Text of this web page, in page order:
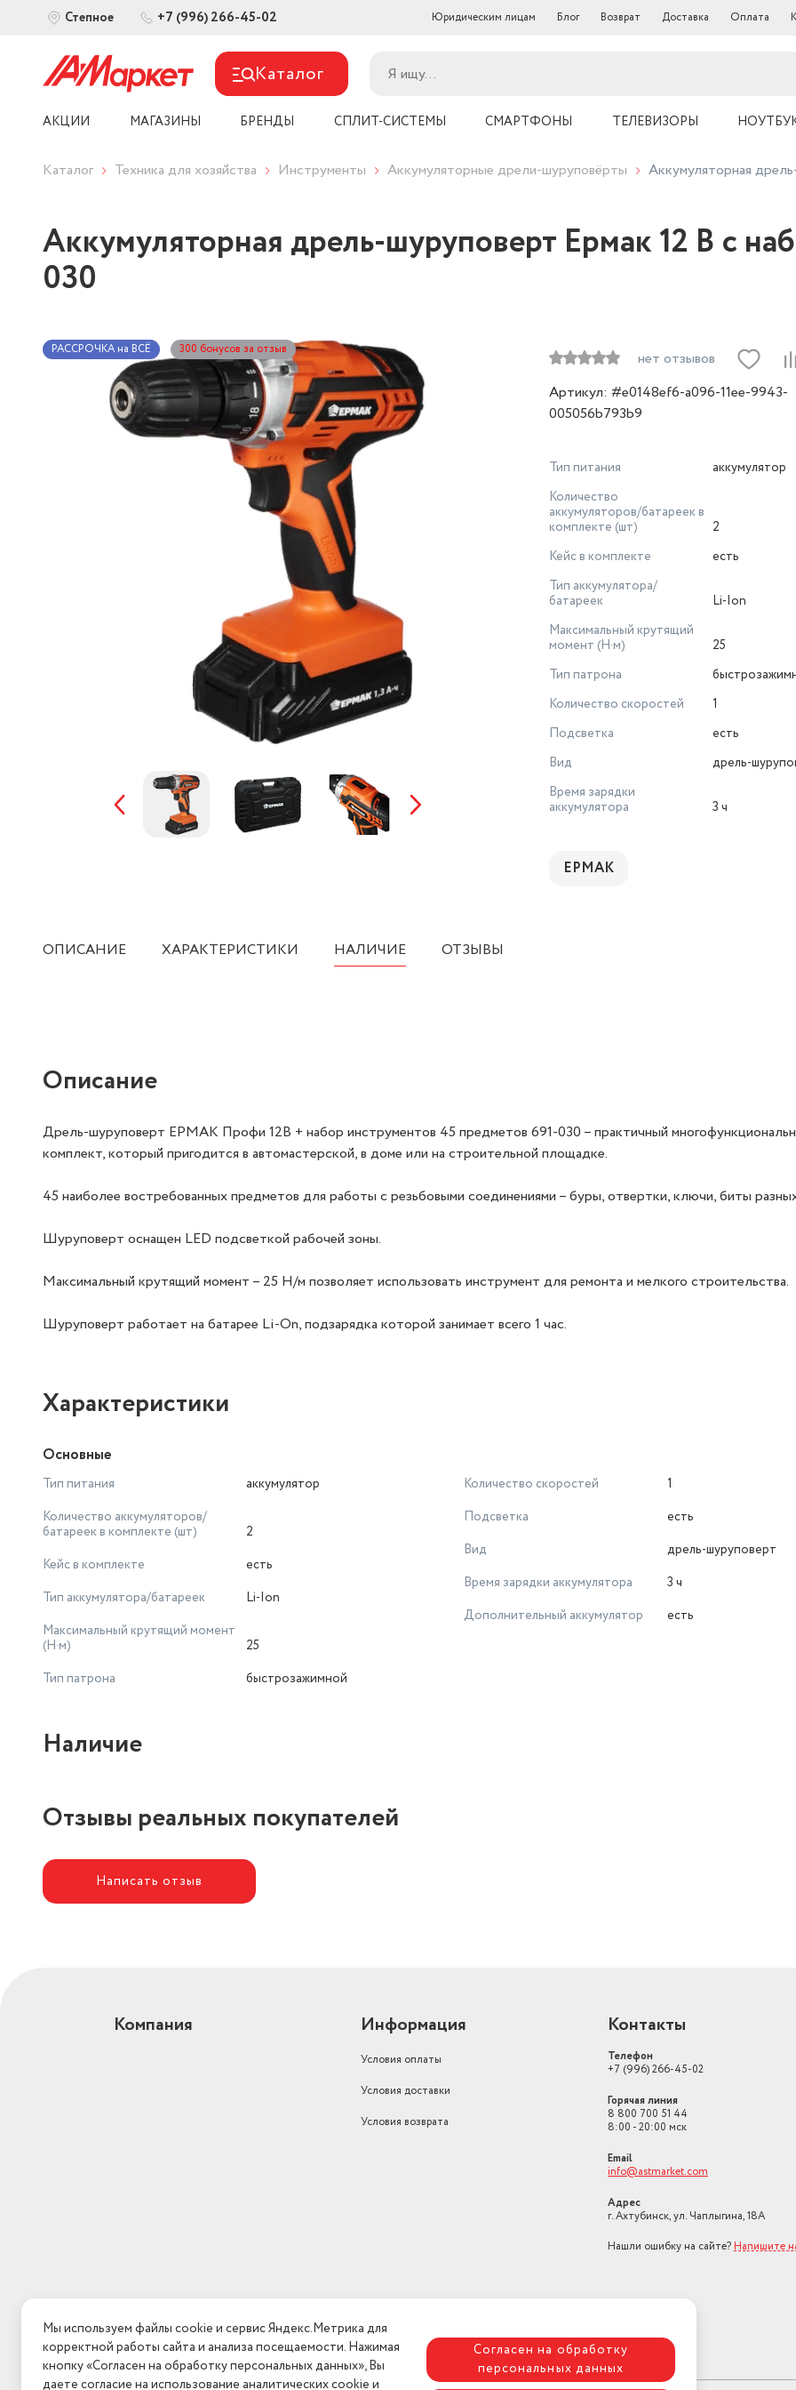
Степное +7 (996) 266-45-02 Юридическим лицам Блог Возврат Доставка Оплата
Каталог
АКЦИИ МАГАЗИНЫ БРЕНДЫ СПЛИТ-СИСТЕМЫ СМАРТФОНЫ ТЕЛЕВИЗОРЫ
Каталог Техника для хозяйства Инструменты Аккумуляторные дрели-шуруповёрты Аккумуляторная
Аккумуляторная дрель-шуруповерт Ермак 12 В с
030
РАССРОЧКА на ВСЁ 300 бонусов за отзыв
нет отзывов
Артикул: #e0148ef6-a096-11ee-9943-
005056b793b9
Тип питания
аккумулятор
Количество
аккумуляторов/батареек в
комплекте (шт)
2
Кейс в комплекте
есть
Тип аккумулятора/
батареек
Li-Ion
Максимальный крутящий
момент (Н·м)
25
Тип патрона
Количество скоростей
1
Подсветка
есть
Вид
дрель-
Время зарядки
аккумулятора
3 ч
ЕРМАК
ОПИСАНИЕ ХАРАКТЕРИСТИКИ НАЛИЧИЕ ОТЗЫВЫ
Описание
Дрель-шуруповерт ЕРМАК Профи 12В + набор инструментов 45 предметов 691-030 – практичный
комплект, который пригодится в автомастерской, в доме или на строительной площадке.
45 наиболее востребованных предметов для работы с резьбовыми соединениями – буры, отвертки, ключи, биты
Шуруповерт оснащен LED подсветкой рабочей зоны.
Максимальный крутящий момент – 25 Н/м позволяет использовать инструмент для ремонта и мелкого строительства.
Шуруповерт работает на батарее Li-On, подзарядка которой занимает всего 1 час.
Характеристики
Основные
Тип питания
аккумулятор
Количество аккумуляторов/
батареек в комплекте (шт)
2
Кейс в комплекте
есть
Тип аккумулятора/батареек
Li-Ion
Максимальный крутящий момент
(Н·м)
25
Тип патрона
быстрозажимной
Количество скоростей
1
Подсветка
есть
Вид
дрель-шуруповерт
Время зарядки аккумулятора
3 ч
Дополнительный аккумулятор
есть
Наличие
Отзывы реальных покупателей
Написать отзыв
Компания Информация
Условия оплаты
Условия доставки
Условия возврата
Контакты
Телефон
+7 (996) 266-45-02
Горячая линия
8 800 700 51 44
8:00 - 20:00 мск
Email
info@astmarket.com
Адрес
г. Ахтубинск, ул. Чаплыгина, 18А
Нашли ошибку на сайте? Напишите
Мы используем файлы cookie и сервис Яндекс.Метрика для
корректной работы сайта и анализа посещаемости. Нажимая
кнопку «Согласен на обработку персональных данных», Вы
даете согласие на использование аналитических cookie и
Согласен на обработку
персональных данных